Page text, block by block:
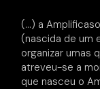
‎(…) a
(nascida de um
organizar umas
atreveu-se a
que nasceu o